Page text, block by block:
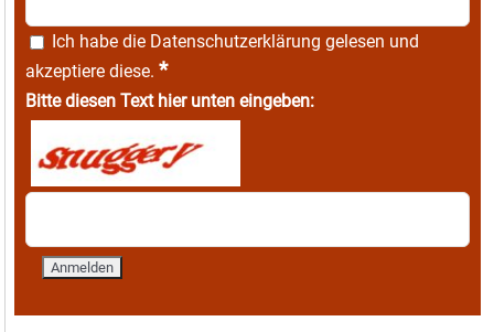
Ich habe die Datenschutzerklärung gelesen und
akzeptiere diese. *
Bitte diesen Text hier unten eingeben: